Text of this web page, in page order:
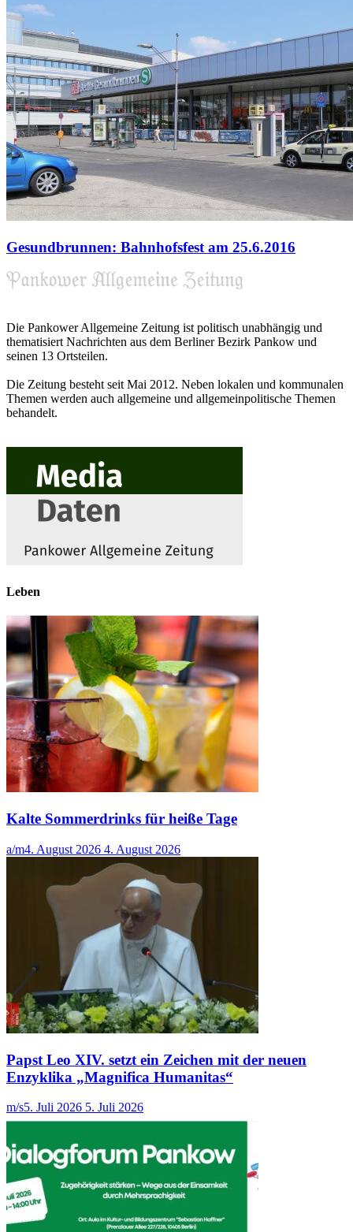
Gesundbrunnen: Bahnhofsfest am 25.6.2016
Die Pankower Allgemeine Zeitung ist politisch unabhängig und
thematisiert Nachrichten aus dem Berliner Bezirk Pankow und
seinen 13 Ortsteilen.
Die Zeitung besteht seit Mai 2012. Neben lokalen und kommunalen
Themen werden auch allgemeine und allgemeinpolitische Themen
behandelt.
Leben
Kalte Sommerdrinks für heiße Tage
a/m4. August 2026 4. August 2026
Papst Leo XIV. setzt ein Zeichen mit der neuen
Enzyklika „Magnifica Humanitas“
m/s5. Juli 2026 5. Juli 2026